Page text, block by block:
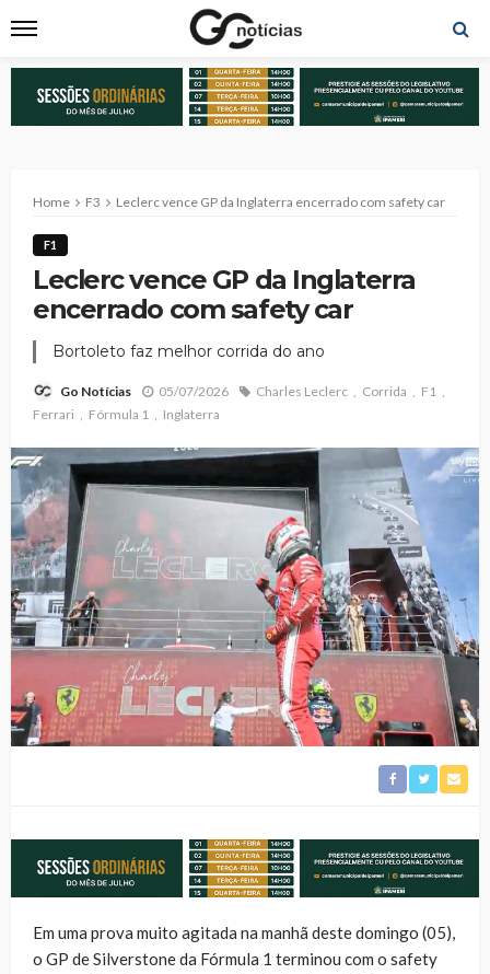
Home F3 Leclerc vence GP da Inglaterra encerrado com safety car
F1
Leclerc vence GP da Inglaterra
encerrado com safety car
Bortoleto faz melhor corrida do ano
Go Notícias 05/07/2026 Charles Leclerc Corrida
F1
Ferrari
Fórmula 1 Inglaterra
Em uma prova muito agitada na manhã deste domingo (05),
o GP de Silverstone da Fórmula 1 terminou com o safety